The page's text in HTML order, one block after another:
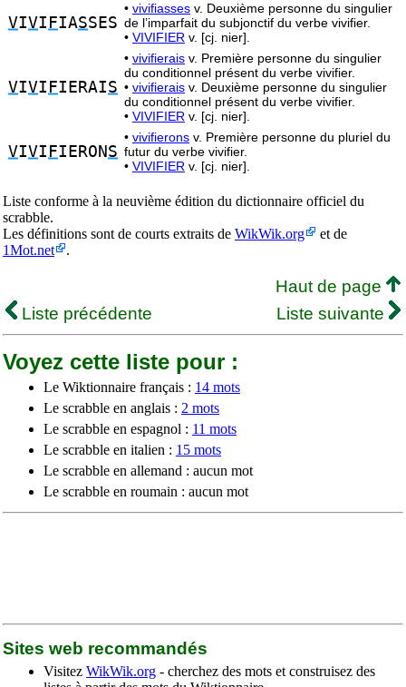
VIVI FIASSES
• vivifiasses v. Deuxième personne du singulier
de l’imparfait du subjonctif du verbe vivifier.
• VIVIFIER v. [cj. nier].
VIVI FIERAIS
• vivifierais v. Première personne du singulier
du conditionnel présent du verbe vivifier.
• vivifierais v. Deuxième personne du singulier
du conditionnel présent du verbe vivifier.
• VIVIFIER v. [cj. nier].
VIVI FIERON S
• vivifierons v. Première personne du pluriel du
futur du verbe vivifier.
• VIVIFIER v. [cj. nier].
Liste conforme à la neuvième édition du dictionnaire officiel du
scrabble.
Les définitions sont de courts extraits de WikWik.org
et de
1Mot.net
.
Haut de page
Liste précédente
Liste suivante
Voyez cette liste pour :
Le Wiktionnaire français : 14 mots
Le scrabble en anglais : 2 mots
Le scrabble en espagnol : 11 mots
Le scrabble en italien : 15 mots
Le scrabble en allemand : aucun mot
Le scrabble en roumain : aucun mot
Sites web recommandés
Visitez WikWik.org - cherchez des mots et construisez des